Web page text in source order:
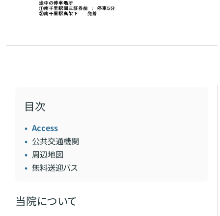
目次
Access
公共交通機関
周辺地図
無料送迎バス
当院について